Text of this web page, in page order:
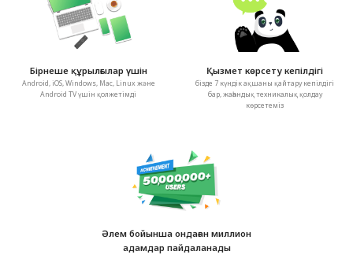
Бірнеше құрылғылар үшін
Android, iOS, Windows, Mac, Linux және
Android TV үшін қолжетімді
Қызмет көрсету кепілдігі
бізде 7 күндік ақшаны қайтару кепілдігі
бар, жаһандық техникалық қолдау
көрсетеміз
Әлем бойынша ондаған миллион
адамдар пайдаланады